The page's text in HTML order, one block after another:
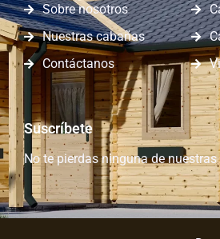
Sobre nosotros
Nuestras cabañas
Contáctanos
Suscríbete
No te pierdas ninguna de